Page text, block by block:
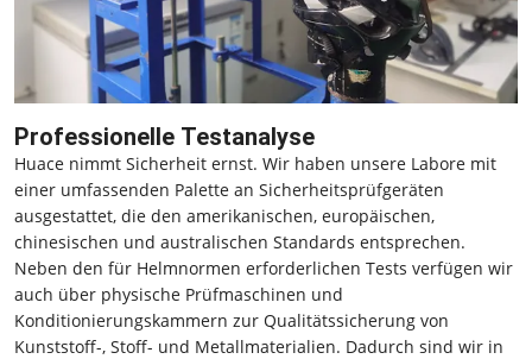
Professionelle Testanalyse
Huace nimmt Sicherheit ernst. Wir haben unsere Labore mit
einer umfassenden Palette an Sicherheitsprüfgeräten
ausgestattet, die den amerikanischen, europäischen,
chinesischen und australischen Standards entsprechen.
Neben den für Helmnormen erforderlichen Tests verfügen wir
auch über physische Prüfmaschinen und
Konditionierungskammern zur Qualitätssicherung von
Kunststoff-, Stoff- und Metallmaterialien. Dadurch sind wir in